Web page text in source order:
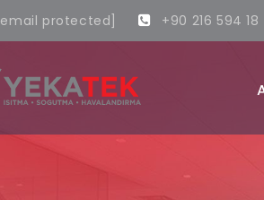
[email protected] +90 216 594 18